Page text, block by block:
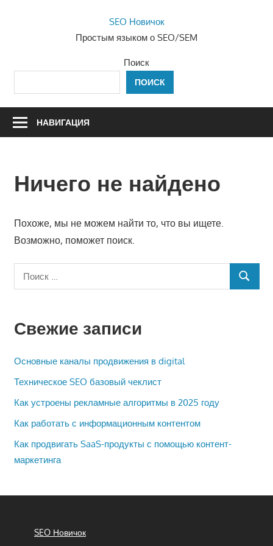
SEO Новичок
Простым языком о SEO/SEM
Поиск
ПОИСК
НАВИГАЦИЯ
Ничего не найдено
Похоже, мы не можем найти то, что вы ищете.
Возможно, поможет поиск.
Поиск
для:
ПОИСК
Свежие записи
Основные каналы продвижения в digital
Техническое SEO базовый чеклист
Как устроены рекламные алгоритмы в 2025 году
Как работать с информационным контентом
Как продвигать SaaS-продукты с помощью контент-
маркетинга
SEO Новичок